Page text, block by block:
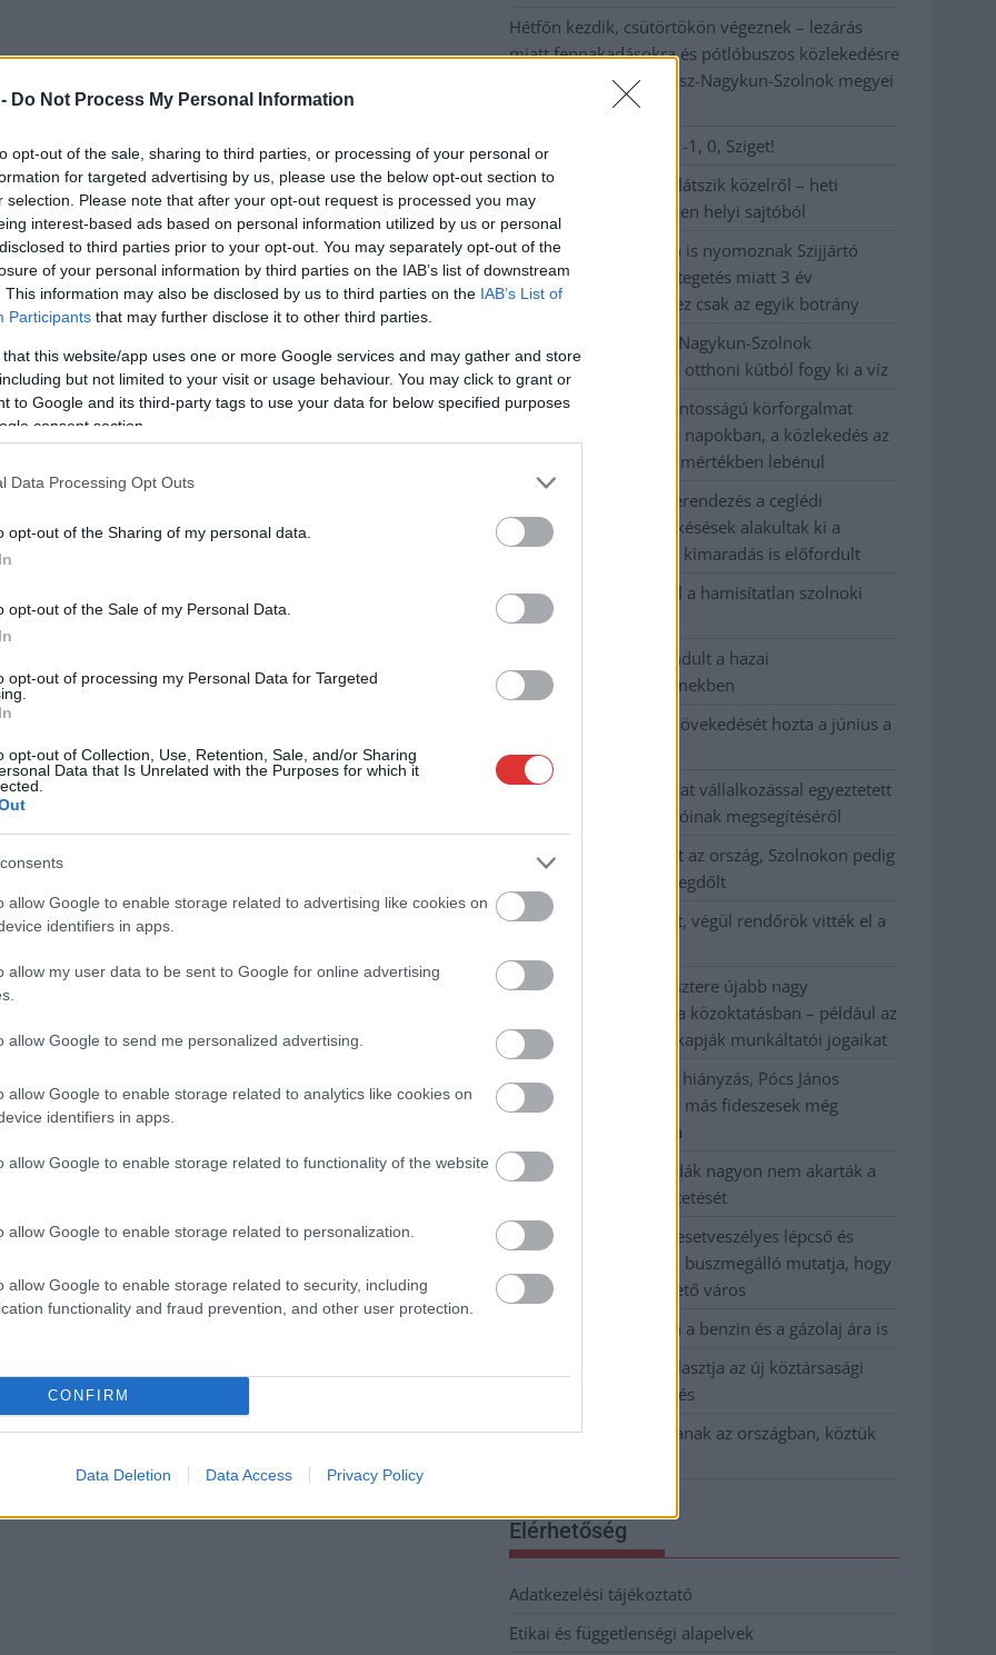
Do Not Process My Personal Information
opt-out of the sale, sharing to third parties, or processing of your personal or
for targeted advertising by us, please use the below opt-out section to
selection. Please note that after your opt-out request is processed you may
interest-based ads based on personal information utilized by us or personal
to third parties prior to your opt-out. You may separately opt-out of the
of your personal information by third parties on the IAB’s list of downstream
This information may also be disclosed by us to third parties on the IAB’s List of
Participants that may further disclose it to other third parties.
that this website/app uses one or more Google services and may gather and store
but not limited to your visit or usage behaviour. You may click to grant or
to Google and its third-party tags to use your data for below specified purposes
consent section.
Data Processing Opt Outs
opt-out of the Sharing of my personal data.
opt-out of the Sale of my Personal Data.
opt-out of processing my Personal Data for Targeted
opt-out of Collection, Use, Retention, Sale, and/or Sharing
Data that Is Unrelated with the Purposes for which it
allow Google to enable storage related to advertising like cookies on
identifiers in apps.
allow my user data to be sent to Google for online advertising
allow Google to send me personalized advertising.
allow Google to enable storage related to analytics like cookies on
identifiers in apps.
allow Google to enable storage related to functionality of the website
allow Google to enable storage related to personalization.
allow Google to enable storage related to security, including
functionality and fraud prevention, and other user protection.
CONFIRM
Data Deletion Data Access Privacy Policy
Hétfőn kezdik, csütörtökön végeznek – lezárás
miatt fennakadásokra és pótlóbuszos közlekedésre
számítsunk az egyik Jász-Nagykun-Szolnok megyei
Visszaszámlálás indul: -1, 0, Sziget!
Magyarország jobban látszik közelről – heti
médiaszemle a független helyi sajtóból
Már magasabb szinten is nyomoznak Szijjártó
büntetőügyében, vesztegetés miatt 3 év
letöltendőt kaphat és ez csak az egyik botrány
Problémák egész Jász-Nagykun-Szolnok
megyében: egyre több otthoni kútból fogy ki a víz
Szolnokon egy kulcsfontosságú körforgalmat
részlegesen lezárnak a napokban, a közlekedés az
átlagost is meghaladó mértékben lebénul
Elromlott a biztosítóberendezés a ceglédi
vasútvonalon, alapos késések alakultak ki a
menetrendhez képest, kimaradás is előfordult
Ön szerint hogy készül a hamisítatlan szolnoki
habos isler?
Országos ellenőrzés indult a hazai
akkumulátoripari üzemekben
Az idei év leglassabb növekedését hozta a június a
kiskereskedelemben
Györfi Mihály több tucat vállalkozással egyeztetett
a kerékpárgyár dolgozóinak megsegítéséről
41 fok fölé forrósodott az ország, Szolnokon pedig
egy másik rekord is megdőlt
Egy telefonhívást akart, végül rendőrök vitték el a
A Tisza kormány minisztere újabb nagy
változásokról döntött a közoktatásban – például az
iskolaigazgatók visszakapják munkáltatói jogaikat
Sok volt az igazolatlan hiányzás, Pócs János
fizetéslevonást kapott, más fideszesek még
kevesebbet vittek haza
A Szolnok megyei gazdák nagyon nem akarták a
JÉGER további üzemeltetését
Csendélet 5.0: alig balesetveszélyes lépcső és
remek állapotban levő buszmegálló mutatja, hogy
Szolnok mennyire élhető város
Pénteken újra csökken a benzin és a gázolaj ára is
Napokon belül megválasztja az új köztársasági
elnököt az Országgyűlés
Kiterjedt tüzek pusztítanak az országban, köztük
Elérhetőség
Adatkezelési tájékoztató
Etikai és függetlenségi alapelvek